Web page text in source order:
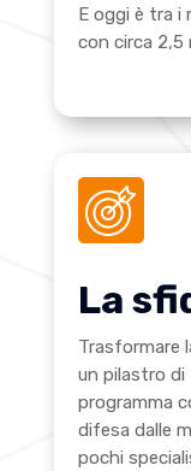
E oggi è tra i
con circa 2,5
La
Trasformare
un pilastro di
programma
difesa dalle
pochi